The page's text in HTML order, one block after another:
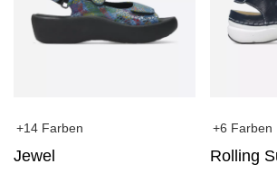
+14 Farben
Jewel
+6 Farben
Rolling